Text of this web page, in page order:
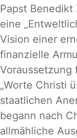
Papst
eine
Vision einer
finanzielle
Voraussetzung
„Worte Christi
staatlichen
begann nach
allmähliche